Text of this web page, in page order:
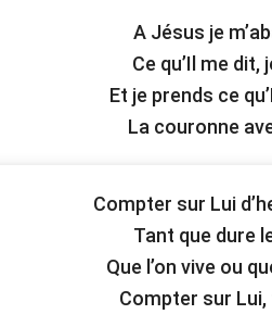
A Jésus je
Ce qu’Il me dit,
Et je prends ce
La couronne
Compter sur Lui
Tant que dure
Que l’on vive ou
Compter sur